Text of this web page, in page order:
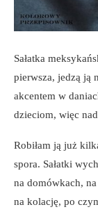
Sałatka
pierwsza, jedzą ją
akcentem w
dzieciom, więc
Robiłam ją już
spora. Sałatki
na domówkach,
na kolację, po